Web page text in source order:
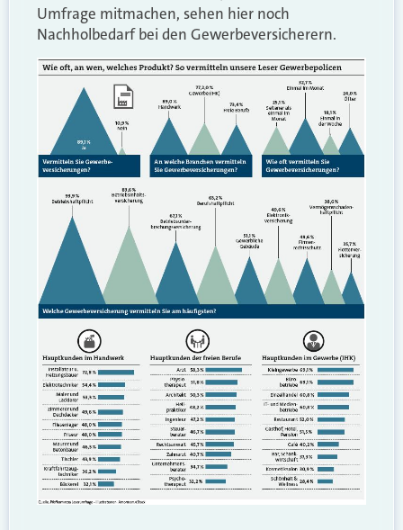
Umfrage mitmachen, sehen hier noch
Nachholbedarf bei den Gewerbeversicherern.